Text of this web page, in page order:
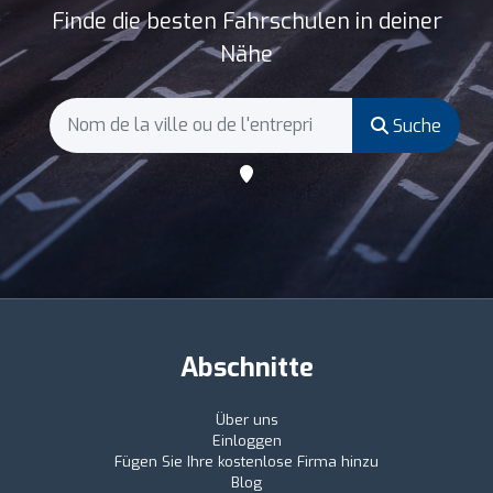
Finde die besten Fahrschulen in deiner
Nähe
Suche
Abschnitte
Über uns
Einloggen
Fügen Sie Ihre kostenlose Firma hinzu
Blog